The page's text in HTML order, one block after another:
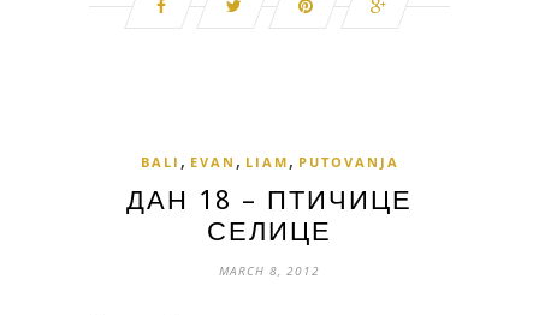
BALI , EVAN , LIAM , PUTOVANJA
ДАН 18 – ПТИЧИЦЕ
СЕЛИЦЕ
MARCH 8, 2012